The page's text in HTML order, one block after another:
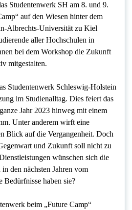
Studentenwerk SH am 8. und 9.
auf den Wiesen hinter dem
Albrechts-Universität zu Kiel
aller Hochschulen in
bei dem Workshop die Zukunft
mitgestalten.
Studentenwerk Schleswig-Holstein
im Studienalltag. Dies feiert das
Jahr 2023 hinweg mit einem
Unter anderem wirft eine
Blick auf die Vergangenheit. Doch
und Zukunft soll nicht zu
wünschen sich die
den nächsten Jahren vom
Bedürfnisse haben sie?
beim „Future Camp“